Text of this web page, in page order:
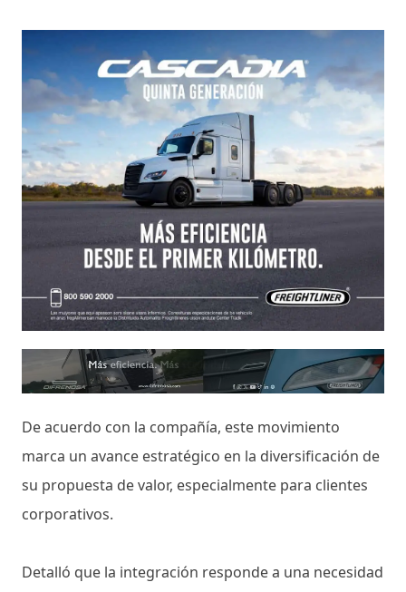
De acuerdo con la compañía, este movimiento
marca un avance estratégico en la diversificación de
su propuesta de valor, especialmente para clientes
corporativos.
Detalló que la integración responde a una necesidad